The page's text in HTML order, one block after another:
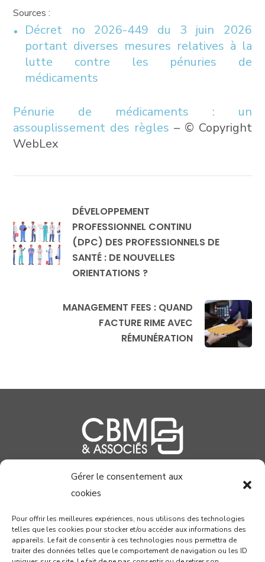
Gérer le consentement aux
cookies
Pour offrir les meilleures expériences, nous utilisons des technologies
telles que les cookies pour stocker et/ou accéder aux informations des
appareils. Le fait de consentir à ces technologies nous permettra de
traiter des données telles que le comportement de navigation ou les ID
Sources :
Décret no 2026-449 du 3 juin 2026
portant diverses mesures relatives à la
lutte contre les pénuries de
médicaments
Pénurie de médicaments : un
assouplissement des règles – © Copyright
WebLex
DÉVELOPPEMENT
PROFESSIONNEL CONTINU
(DPC) DES PROFESSIONNELS DE
SANTÉ : DE NOUVELLES
ORIENTATIONS ?
MANAGEMENT FEES : QUAND
FACTURE RIME AVEC
RÉMUNÉRATION
04 99 58 37 40
78 allée John Napier
Atrium du Millénaire